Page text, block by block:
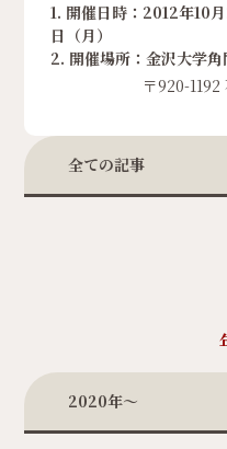
全ての記事
2020年〜
1. 開催日時：2012年10
日（月）
2. 開催場所：金沢大学角
〒920-1192 石川